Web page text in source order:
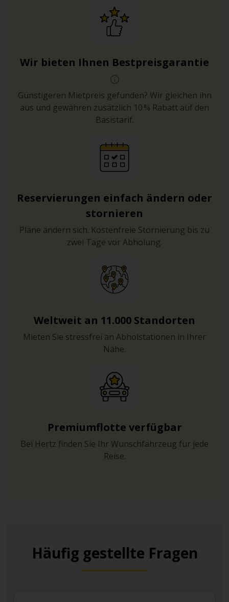
Wir bieten Ihnen Bestpreisgarantie
Günstigeren Mietpreis gefunden? Wir gleichen ihn
aus und gewähren zusätzlich 10 % Rabatt auf den
Basistarif.
Reservierungen einfach ändern oder
stornieren
Pläne ändern sich. Kostenfreie Stornierung bis zu
zwei Tage vor Abholung.
Weltweit an 11.000 Standorten
Mieten Sie stressfrei an Abholstationen in Ihrer
Nähe.
Premiumflotte verfügbar
Bei Hertz finden Sie Ihr Wunschfahrzeug für jede
Reise.
Häufig gestellte Fragen